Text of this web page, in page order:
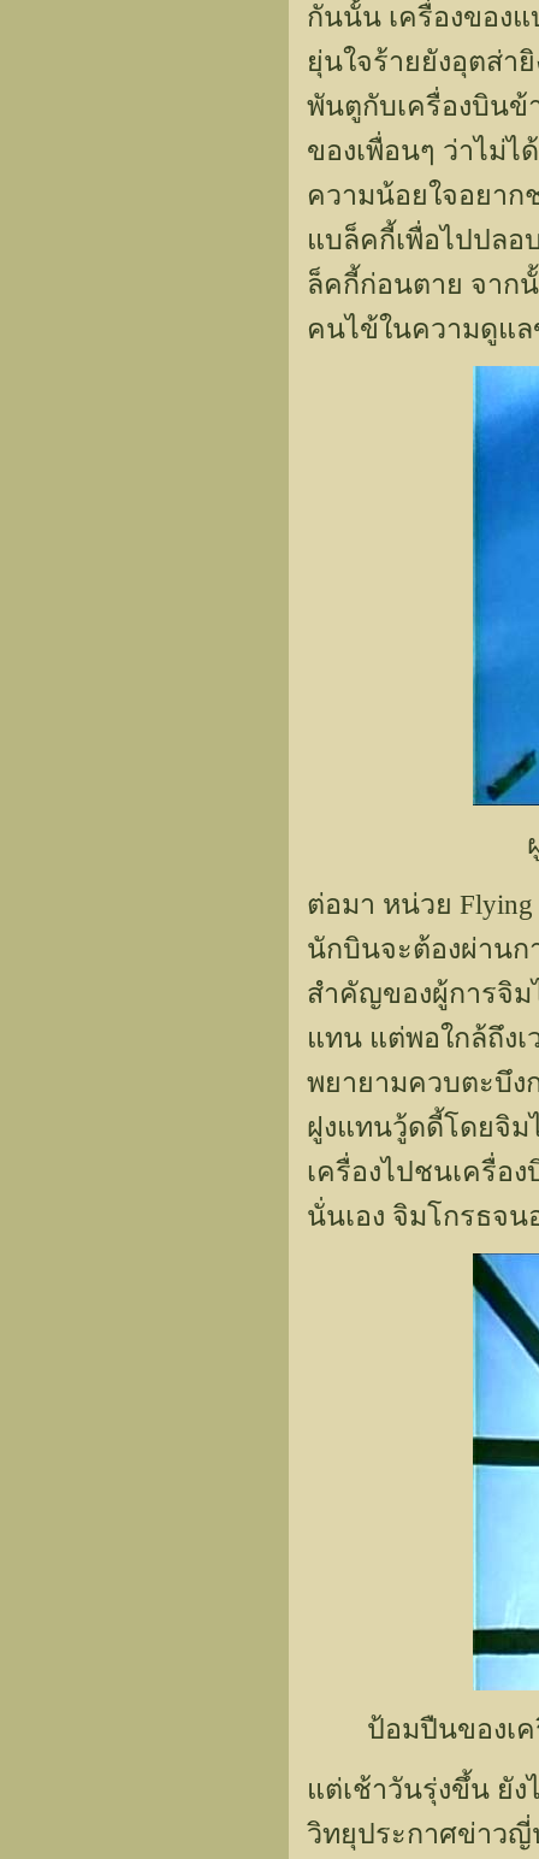
กันนั้น เครื่องของ
ยุ่นใจร้ายยังอุตส่า
พันตูกับเครื่องบินข้
ของเพื่อนๆ ว่าไม่
ความน้อยใจอยาก
แบล็คกี้เพื่อไปปลอ
ล็คกี้ก่อนตาย จาก
คนไข้ในความดูแ
ต่อมา หน่วย
นักบินจะต้องผ่านก
สำคัญของผู้การจิม
แทน แต่พอใกล้ถึง
พยายามควบตะบึ
ฝูงแทนวู้ดดี้โดยจิ
เครื่องไปชนเครื่อ
นั่นเอง จิมโกรธจ
ป้อมปืนของเ
แต่เช้าวันรุ่งขึ้น ยั
วิทยุประกาศข่าวญี่